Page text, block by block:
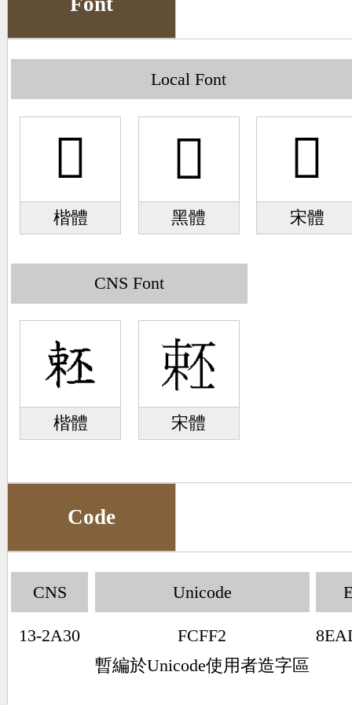
Local Font
󼿲
楷體
󼿲
黑體
󼿲
宋體
CNS Font
楷體 宋體
Code
CNS
13-2A30
Unicode
FCFF2
暫編於Unicode使用者造字區